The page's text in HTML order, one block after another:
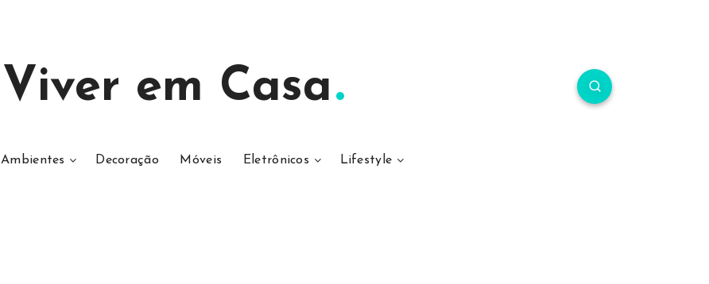
Viver em Casa
Ambientes Decoração Móveis Eletrônicos Lifestyle